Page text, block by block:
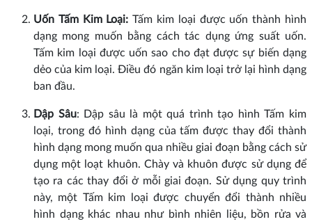
Uốn Tấm Kim Loại: Tấm kim loại được uốn thành hình
dạng mong muốn bằng cách tác dụng ứng suất uốn.
Tấm kim loại được uốn sao cho đạt được sự biến dạng
dẻo của kim loại. Điều đó ngăn kim loại trở lại hình dạng
ban đầu.
Dập Sâu: Dập sâu là một quá trình tạo hình Tấm kim
loại, trong đó hình dạng của tấm được thay đổi thành
hình dạng mong muốn qua nhiều giai đoạn bằng cách sử
dụng một loạt khuôn. Chày và khuôn được sử dụng để
tạo ra các thay đổi ở mỗi giai đoạn. Sử dụng quy trình
này, một Tấm kim loại được chuyển đổi thành nhiều
hình dạng khác nhau như bình nhiên liệu, bồn rửa và